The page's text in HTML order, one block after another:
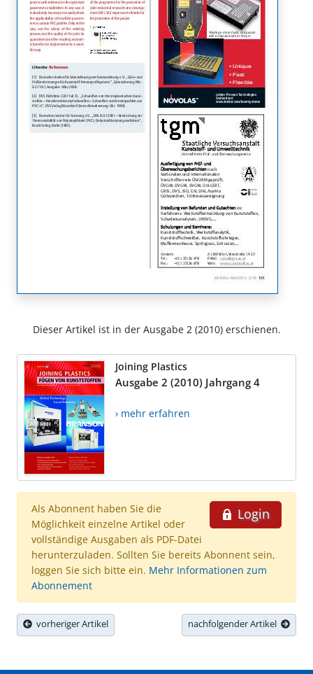
Dieser Artikel ist in der Ausgabe 2 (2010) erschienen.
Joining Plastics
Ausgabe 2 (2010) Jahrgang 4
› mehr erfahren
Login
Als Abonnent haben Sie die
Möglichkeit einzelne Artikel oder
vollständige Ausgaben als PDF-Datei
herunterzuladen. Sollten Sie bereits Abonnent sein,
loggen Sie sich bitte ein. Mehr Informationen zum
Abonnement
vorheriger Artikel nachfolgender Artikel